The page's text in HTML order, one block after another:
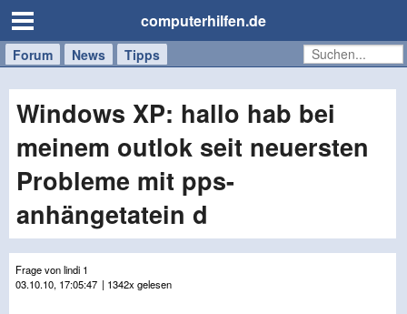
computerhilfen.de
Forum News Tipps
Handy
Tablet
Windows
Mac
Windows XP: hallo hab bei
meinem outlok seit neuersten
Probleme mit pps-
anhängetatein d
Frage von lindi 1
03.10.10, 17:05:47 | 1342x gelesen